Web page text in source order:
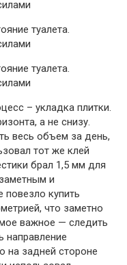
– укладка плитки.
а не снизу.
весь объем за день,
тот же клей
брал 1,5 мм для
и
повезло купить
что заметно
важное — следить
направление
на задней стороне